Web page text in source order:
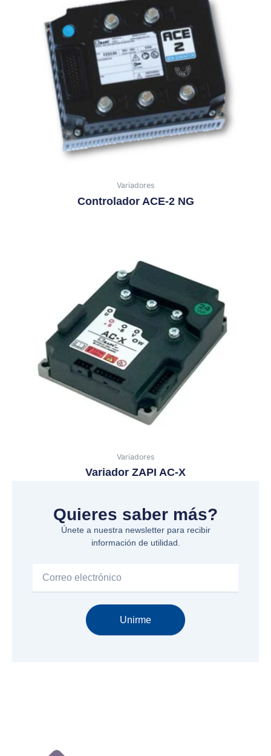
Variadores
Controlador ACE-2 NG
Variadores
Variador ZAPI AC-X
Quieres saber más?
Únete a nuestra newsletter para recibir
información de utilidad.
Unirme